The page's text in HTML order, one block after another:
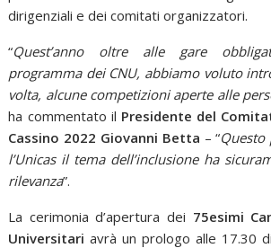
dirigenziali e dei comitati organizzatori.
“Quest’anno oltre alle gare
programma dei CNU, abbiamo voluto
volta, alcune competizioni aperte alle
ha commentato il Presidente del
Cassino 2022 Giovanni Betta – “Questo
l’Unicas il tema dell’inclusione ha
rilevanza”.
La cerimonia d’apertura dei 75esimi
Universitari avrà un prologo alle 17.30